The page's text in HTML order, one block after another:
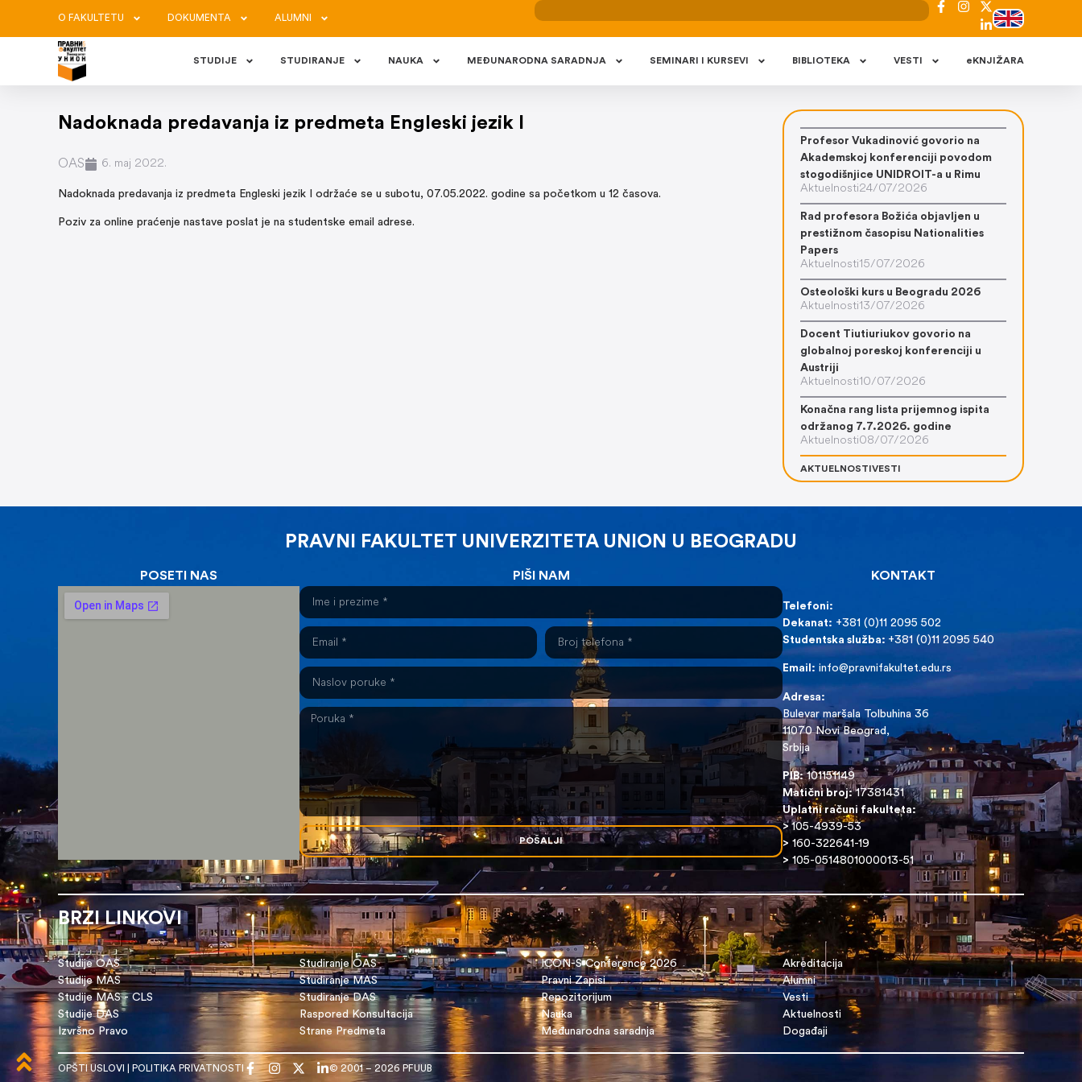
O FAKULTETU DOKUMENTA ALUMNI
STUDIJE STUDIRANJE NAUKA MEÐUNARODNA SARADNJA SEMINARI I KURSEVI BIBLIOTEKA VESTI eKNJIŽARA
Nadoknada predavanja iz predmeta Engleski jezik I
OAS 6. maj 2022.
Nadoknada predavanja iz predmeta Engleski jezik I održaće se u subotu, 07.05.2022. godine sa početkom u 12 časova.
Poziv za online praćenje nastave poslat je na studentske email adrese.
Profesor Vukadinović govorio na
Akademskoj konferenciji povodom
stogodišnjice UNIDROIT-a u Rimu
Aktuelnosti24/07/2026
Rad profesora Božića objavljen u
prestižnom časopisu Nationalities
Papers
Aktuelnosti15/07/2026
Osteološki kurs u Beogradu 2026
Aktuelnosti13/07/2026
Docent Tiutiuriukov govorio na
globalnoj poreskoj konferenciji u
Austriji
Aktuelnosti10/07/2026
Konačna rang lista prijemnog ispita
održanog 7.7.2026. godine
Aktuelnosti08/07/2026
AKTUELNOSTI VESTI
PRAVNI FAKULTET UNIVERZITETA UNION U BEOGRADU
KONTAKT
Telefoni:
Dekanat: +381 (0)11 2095 502
Studentska služba: +381 (0)11 2095 540
Email: info@pravnifakultet.edu.rs
Adresa:
Bulevar maršala Tolbuhina 36
11070 Novi Beograd,
Srbija
PIB:101151149
Matični broj:17381431
Uplatni računi fakulteta:
>105-4939-53
> 160-322641-19
>105-0514801000013-51
PIŠI NAM
POŠALJI
POSETI NAS
BRZI LINKOVI
Studije OAS
Studije MAS
Studije MAS - CLS
Studije DAS
Izvršno Pravo
Studiranje OAS
Studiranje MAS
Studiranje DAS
Raspored Konsultacija
Strane Predmeta
ICON-S Conference 2026
Pravni Zapisi
Repozitorijum
Nauka
Međunarodna saradnja
Akreditacija
Alumni
Vesti
Aktuelnosti
Događaji
OPŠTI USLOVI POLITIKA PRIVATNOSTI © 2001 – 2026 PFUUB